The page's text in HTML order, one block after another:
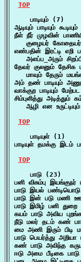
TOP
    பாடியும் (7)
ஆடியும் பாடியும்
நீள் நீர் முழவின்
குழையர்
எண்பதின் இரட்டி எறி
அளப்ப_அரும்
தேவர் குலனும் தேசிக
மாவும் தேரும்
அம் தண் பாடியும்
வாக்குற பாடியும்
சிம்புளித்து அடித்தும்
ஆழி என
TOP
    பாடியுள் (1)
பாடியுள் தமக்கு இடம்
TOP
    பாடு (23)
பனி விசும்பு
பாடு இயல்
பாடு இன் படு மணி
பாடு இமிழ் பனி
கயம் பாடு அவிய
நீடு மலர் தடம் கண்
மை அணி இரும் பிடி
பாடு பெயர்த்து
கண் பாடு அவிந்த
ஈடு அமை பீடிகை